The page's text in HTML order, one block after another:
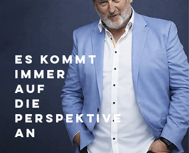
ES KOMMT
IMMER
AUF
DIE
PERSPEKTIVE
AN